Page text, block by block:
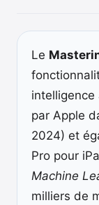
Le
par Apple
2024) et
Pro pour
Machine
milliers de